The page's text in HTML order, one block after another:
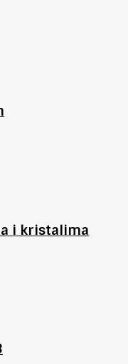
i kristalima